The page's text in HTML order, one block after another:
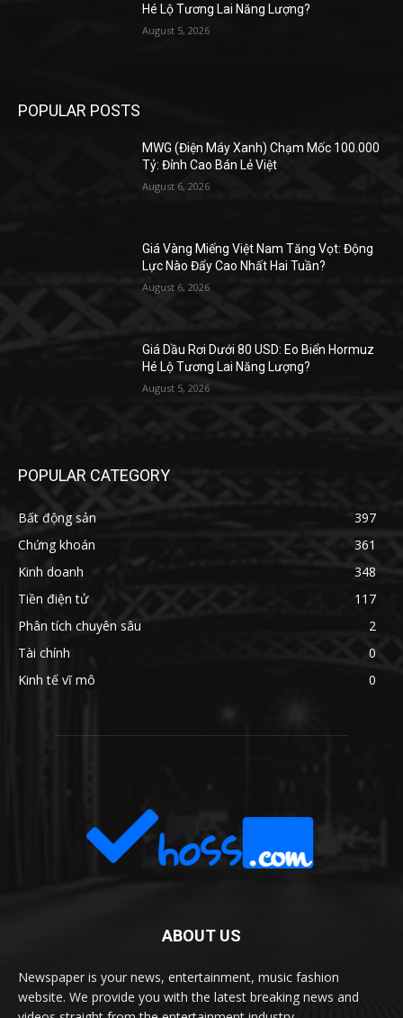
Hé Lộ Tương Lai Năng Lượng?
August 5, 2026
POPULAR POSTS
MWG (Điện Máy Xanh) Chạm Mốc 100.000
Tỷ: Đỉnh Cao Bán Lẻ Việt
August 6, 2026
Giá Vàng Miếng Việt Nam Tăng Vọt: Động
Lực Nào Đẩy Cao Nhất Hai Tuần?
August 6, 2026
Giá Dầu Rơi Dưới 80 USD: Eo Biển Hormuz
Hé Lộ Tương Lai Năng Lượng?
August 5, 2026
POPULAR CATEGORY
Bất động sản
397
Chứng khoán
361
Kinh doanh
348
Tiền điện tử
117
Phân tích chuyên sâu
2
Tài chính
0
Kinh tế vĩ mô
0
ABOUT US
Newspaper is your news, entertainment, music fashion
website. We provide you with the latest breaking news and